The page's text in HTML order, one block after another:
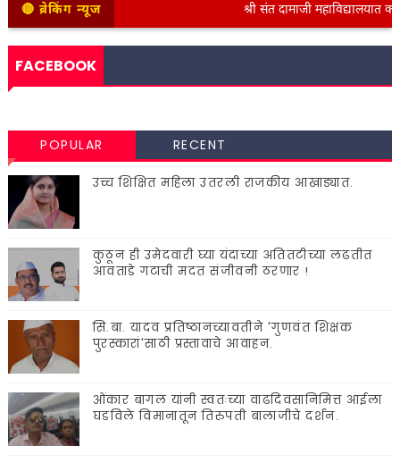
🔴 ब्रेकिंग न्यूज श्री संत दामाजी महाविद्यालयात कनिष्ठ
FACEBOOK
POPULAR RECENT
उच्च शिक्षित महिला उतरली राजकीय आखाड्यात.
कुठून ही उमेदवारी घ्या यंदाच्या अतितटीच्या लढतीत
आवताडे गटाची मदत संजीवनी ठरणार !
सि.बा. यादव प्रतिष्ठानच्यावतीने 'गुणवंत शिक्षक
पुरस्कारां'साठी प्रस्तावाचे आवाहन.
ओंकार बागल यांनी स्वतःच्या वाढदिवसानिमित्त आईला
घडविले विमानातून तिरुपती बालाजीचे दर्शन.